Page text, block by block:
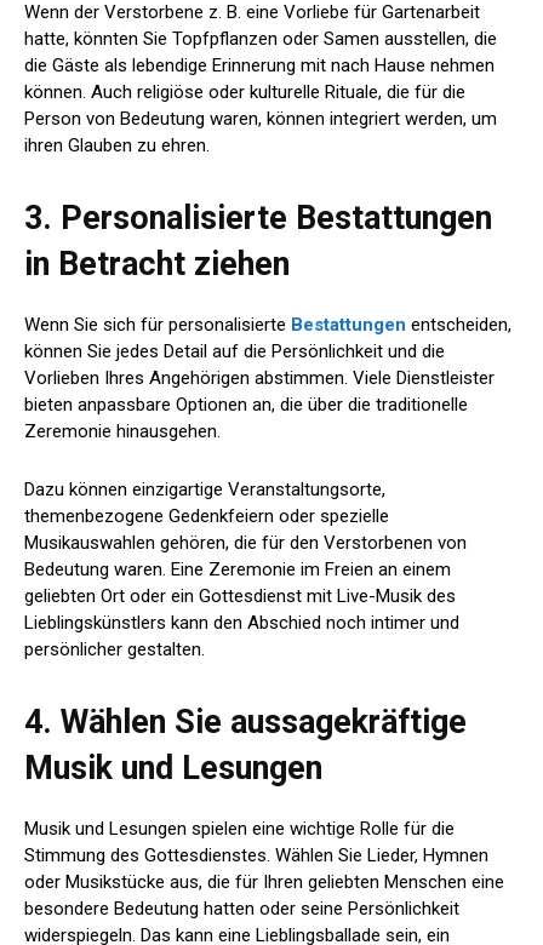
Wenn der Verstorbene z. B. eine Vorliebe für Gartenarbeit
hatte, könnten Sie Topfpflanzen oder Samen ausstellen, die
die Gäste als lebendige Erinnerung mit nach Hause nehmen
können. Auch religiöse oder kulturelle Rituale, die für die
Person von Bedeutung waren, können integriert werden, um
ihren Glauben zu ehren.
3. Personalisierte Bestattungen
in Betracht ziehen
Wenn Sie sich für personalisierte Bestattungen entscheiden,
können Sie jedes Detail auf die Persönlichkeit und die
Vorlieben Ihres Angehörigen abstimmen. Viele Dienstleister
bieten anpassbare Optionen an, die über die traditionelle
Zeremonie hinausgehen.
Dazu können einzigartige Veranstaltungsorte,
themenbezogene Gedenkfeiern oder spezielle
Musikauswahlen gehören, die für den Verstorbenen von
Bedeutung waren. Eine Zeremonie im Freien an einem
geliebten Ort oder ein Gottesdienst mit Live-Musik des
Lieblingskünstlers kann den Abschied noch intimer und
persönlicher gestalten.
4. Wählen Sie aussagekräftige
Musik und Lesungen
Musik und Lesungen spielen eine wichtige Rolle für die
Stimmung des Gottesdienstes. Wählen Sie Lieder, Hymnen
oder Musikstücke aus, die für Ihren geliebten Menschen eine
besondere Bedeutung hatten oder seine Persönlichkeit
widerspiegeln. Das kann eine Lieblingsballade sein, ein